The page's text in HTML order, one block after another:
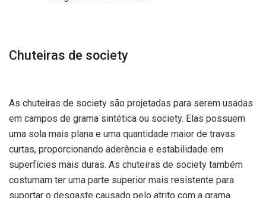
Chuteiras de society
As chuteiras de society são projetadas para serem usadas
em campos de grama sintética ou society. Elas possuem
uma sola mais plana e uma quantidade maior de travas
curtas, proporcionando aderência e estabilidade em
superfícies mais duras. As chuteiras de society também
costumam ter uma parte superior mais resistente para
suportar o desgaste causado pelo atrito com a grama